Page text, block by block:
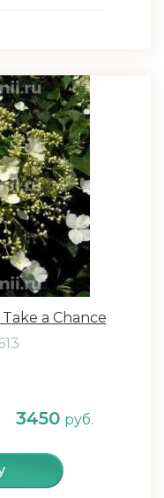
a Chance
3450 руб.